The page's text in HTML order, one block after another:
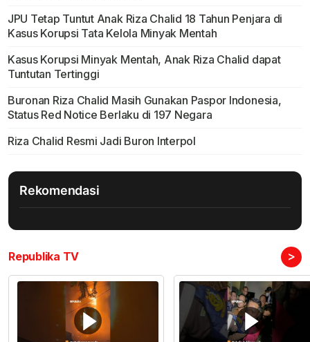
JPU Tetap Tuntut Anak Riza Chalid 18 Tahun Penjara di
Kasus Korupsi Tata Kelola Minyak Mentah
Kasus Korupsi Minyak Mentah, Anak Riza Chalid dapat
Tuntutan Tertinggi
Buronan Riza Chalid Masih Gunakan Paspor Indonesia,
Status Red Notice Berlaku di 197 Negara
Riza Chalid Resmi Jadi Buron Interpol
Rekomendasi
Republika TV >